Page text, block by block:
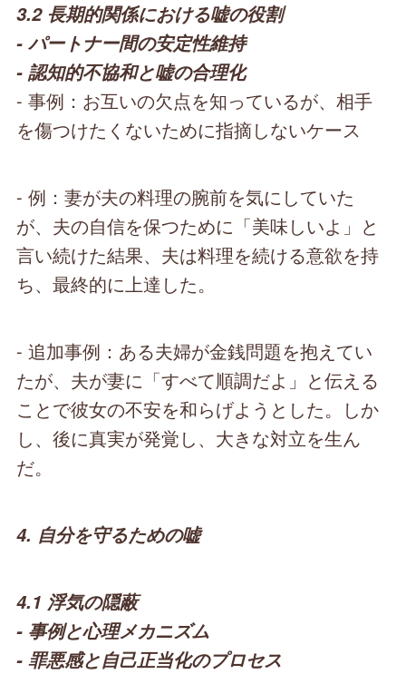
3.2 長期的関係における嘘の役割
- パートナー間の安定性維持
- 認知的不協和と嘘の合理化
- 事例：お互いの欠点を知っているが、相手
を傷つけたくないために指摘しないケース
- 例：妻が夫の料理の腕前を気にしていた
が、夫の自信を保つために「美味しいよ」と
言い続けた結果、夫は料理を続ける意欲を持
ち、最終的に上達した。
- 追加事例：ある夫婦が金銭問題を抱えてい
たが、夫が妻に「すべて順調だよ」と伝える
ことで彼女の不安を和らげようとした。しか
し、後に真実が発覚し、大きな対立を生ん
だ。
4. 自分を守るための嘘
4.1 浮気の隠蔽
- 事例と心理メカニズム
- 罪悪感と自己正当化のプロセス